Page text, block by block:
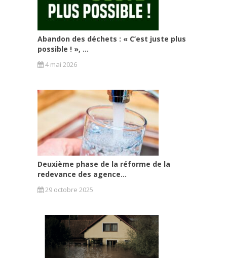
Abandon des déchets : « C’est juste plus
possible ! », ...
4 mai 2026
Deuxième phase de la réforme de la
redevance des agence...
29 octobre 2025